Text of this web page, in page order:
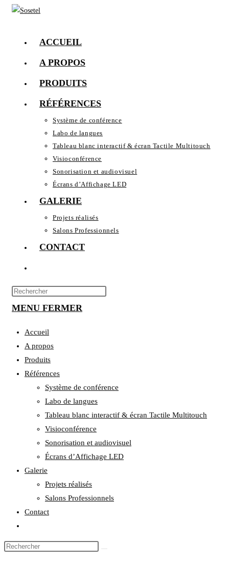
Skip
ACCUEIL
A PROPOS
PRODUITS
RÉFÉRENCES
Système de conférence
Labo de langues
Tableau blanc interactif & écran Tactile Multitouch
Visioconférence
Sonorisation et audiovisuel
Écrans d’Affichage LED
GALERIE
Projets réalisés
Salons Professionnels
CONTACT
WEBSITE
SEARCH
MENU FERMER
Accueil
A propos
Produits
Références
Système de conférence
Labo de langues
Tableau blanc interactif & écran Tactile Multitouch
Visioconférence
Sonorisation et audiovisuel
Écrans d’Affichage LED
Galerie
Projets réalisés
Salons Professionnels
Contact
search
Rechercher